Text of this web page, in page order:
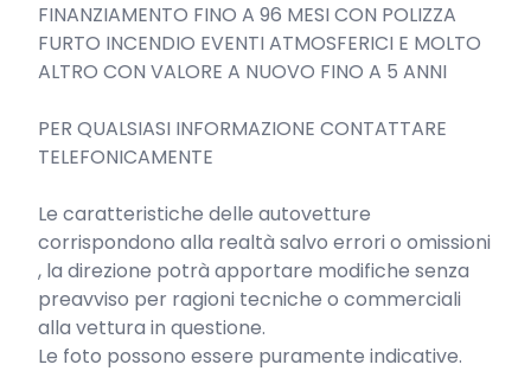
FINANZIAMENTO FINO A 96 MESI CON POLIZZA
FURTO INCENDIO EVENTI ATMOSFERICI E MOLTO
ALTRO CON VALORE A NUOVO FINO A 5 ANNI
PER QUALSIASI INFORMAZIONE CONTATTARE
TELEFONICAMENTE
Le caratteristiche delle autovetture
corrispondono alla realtà salvo errori o omissioni
, la direzione potrà apportare modifiche senza
preavviso per ragioni tecniche o commerciali
alla vettura in questione.
Le foto possono essere puramente indicative.